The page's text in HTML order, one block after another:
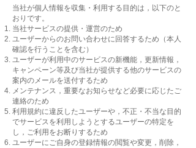
当社が個人情報を収集・利用する目的は，以下のと
おりです。
当社サービスの提供・運営のため
ユーザーからのお問い合わせに回答するため（本人
確認を行うことを含む）
ユーザーが利用中のサービスの新機能，更新情報，
キャンペーン等及び当社が提供する他のサービスの
案内のメールを送付するため
メンテナンス，重要なお知らせなど必要に応じたご
連絡のため
利用規約に違反したユーザーや，不正・不当な目的
でサービスを利用しようとするユーザーの特定を
し，ご利用をお断りするため
ユーザーにご自身の登録情報の閲覧や変更，削除，